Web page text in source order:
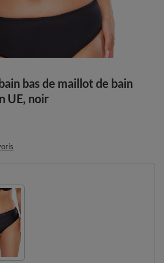
bas de maillot de bain
UE, noir